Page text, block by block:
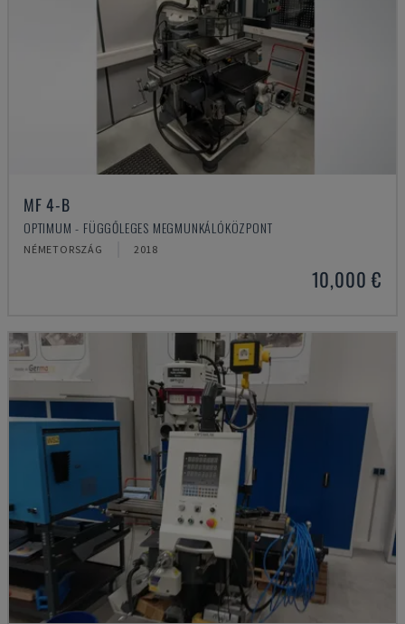
MF 4-B
OPTIMUM - FÜGGŐLEGES MEGMUNKÁLÓKÖZPONT
NÉMETORSZÁG 2018
10,000 €